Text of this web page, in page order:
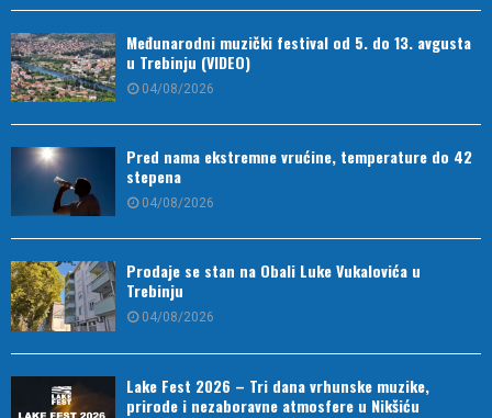
Međunarodni muzički festival od 5. do 13. avgusta
u Trebinju (VIDEO)
04/08/2026
Pred nama ekstremne vrućine, temperature do 42
stepena
04/08/2026
Prodaje se stan na Obali Luke Vukalovića u
Trebinju
04/08/2026
Lake Fest 2026 – Tri dana vrhunske muzike,
prirode i nezaboravne atmosfere u Nikšiću